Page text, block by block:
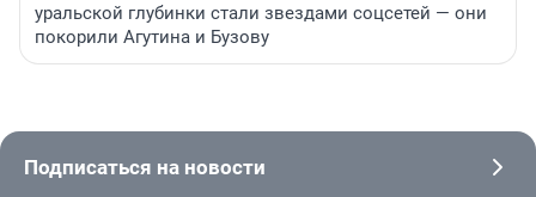
уральской глубинки стали звездами соцсетей — они
покорили Агутина и Бузову
Подписаться на новости